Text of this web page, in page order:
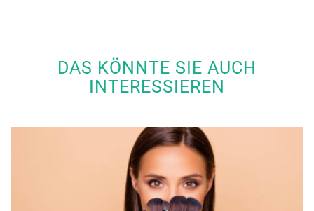
DAS KÖNNTE SIE AUCH
INTERESSIEREN